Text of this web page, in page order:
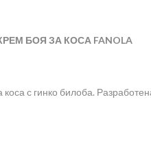
КРЕМ БОЯ ЗА КОСА FANOLA
с гинко билоба.